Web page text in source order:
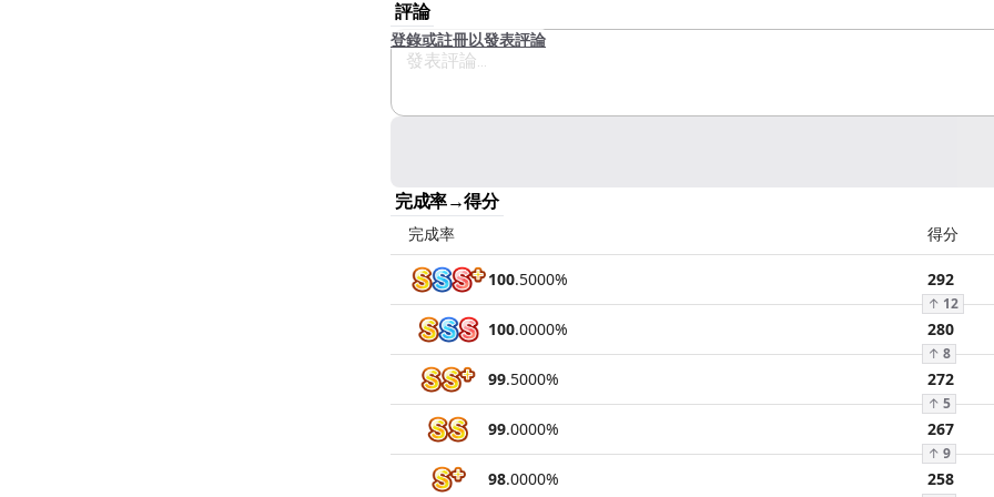
評論
登錄或註冊以發表評論
完成率→得分
完成率 得分
100.5000% 292
↑ 12
100.0000% 280
↑ 8
99.5000% 272
↑ 5
99.0000% 267
↑ 9
98.0000% 258